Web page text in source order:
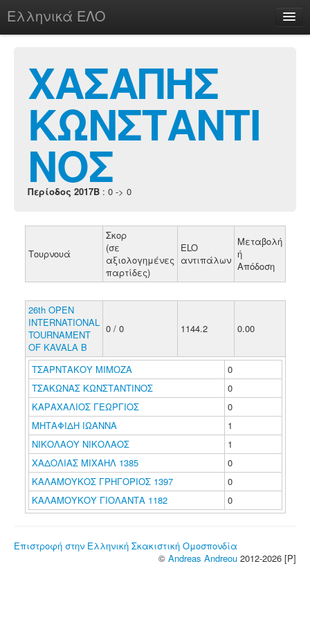
Ελληνικά ΕΛΟ
chesstu.be @ discord
Login
ΧΑΣΑΠΗΣ
ΚΩΝΣΤΑΝΤΙ
ΝΟΣ
Περίοδος 2017B : 0 -> 0
Τουρνουά
Σκορ
(σε
αξιολογημένες
παρτίδες)
ELO
αντιπάλων
Μεταβολή
ή
Απόδοση
26th OPEN
INTERNATIONAL
TOURNAMENT
OF KAVALA B
0 / 0 1144.2 0.00
ΤΣΑΡΝΤΑΚΟΥ ΜΙΜΟΖΑ
0
ΤΣΑΚΩΝΑΣ ΚΩΝΣΤΑΝΤΙΝΟΣ
0
ΚΑΡΑΧΑΛΙΟΣ ΓΕΩΡΓΙΟΣ
0
ΜΗΤΑΦΙΔΗ ΙΩΑΝΝΑ
1
ΝΙΚΟΛΑΟΥ ΝΙΚΟΛΑΟΣ
1
ΧΑΔΟΛΙΑΣ ΜΙΧΑΗΛ 1385
0
ΚΑΛΑΜΟΥΚΟΣ ΓΡΗΓΟΡΙΟΣ 1397
0
ΚΑΛΑΜΟΥΚΟΥ ΓΙΟΛΑΝΤΑ 1182
0
Επιστροφή στην Ελληνική Σκακιστική Ομοσπονδία
© Andreas Andreou 2012-2026 [P]